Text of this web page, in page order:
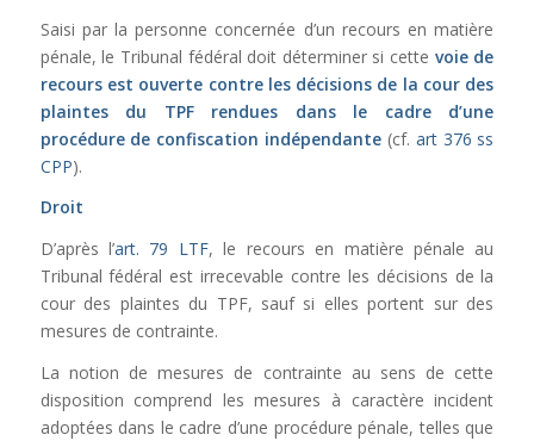
Saisi par la personne concernée d’un recours en matière
pénale, le Tribunal fédéral doit déterminer si cette voie de
recours est ouverte contre les décisions de la cour des
plaintes du TPF rendues dans le cadre d’une
procédure de confiscation indépendante (cf. art 376 ss
CPP).
Droit
D’après l’art. 79 LTF, le recours en matière pénale au
Tribunal fédéral est irrecevable contre les décisions de la
cour des plaintes du TPF, sauf si elles portent sur des
mesures de contrainte.
La notion de mesures de contrainte au sens de cette
disposition comprend les mesures à caractère incident
adoptées dans le cadre d’une procédure pénale, telles que